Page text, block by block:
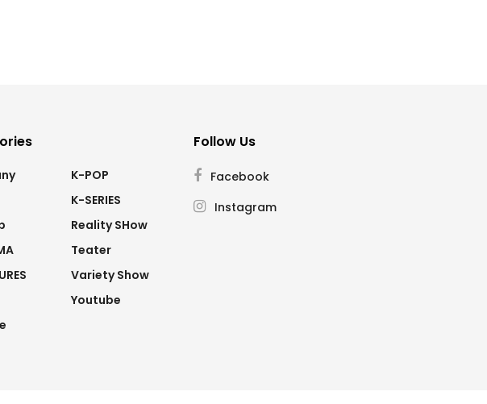
K-POP
K-SERIES
Reality SHow
Teater
Variety Show
Youtube
Follow Us
Facebook
Instagram